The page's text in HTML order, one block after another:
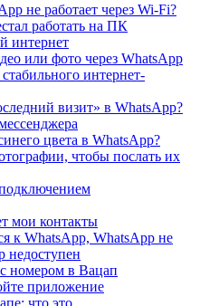
не работает через Wi-Fi?
работать на ПК
интернет
или фото через WhatsApp
интернет-
визит» в WhatsApp?
цвета в WhatsApp?
чтобы послать их
мои контакты
к WhatsApp, WhatsApp не
недоступен
номером в Вацап
приложение
что это